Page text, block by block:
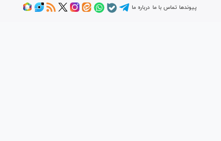
پیوندها تماس با ما درباره ما